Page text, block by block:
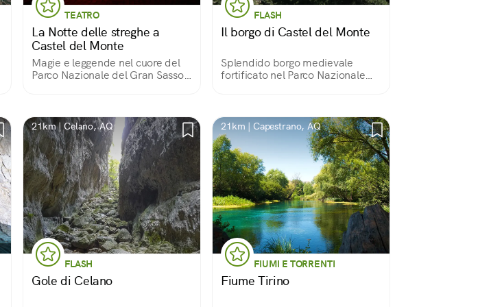
TEATRO
La Notte delle streghe a
Castel del Monte
Magie e leggende nel cuore del
Parco Nazionale del Gran Sasso e
FLASH
Il borgo di Castel del Monte
Splendido borgo medievale
fortificato nel Parco Nazionale
borgo. Intorno, un paesaggio
meraviglioso!
21km | Celano, AQ
FLASH
Gole di Celano
21km | Capestrano, AQ
FIUMI E TORRENTI
Fiume Tirino